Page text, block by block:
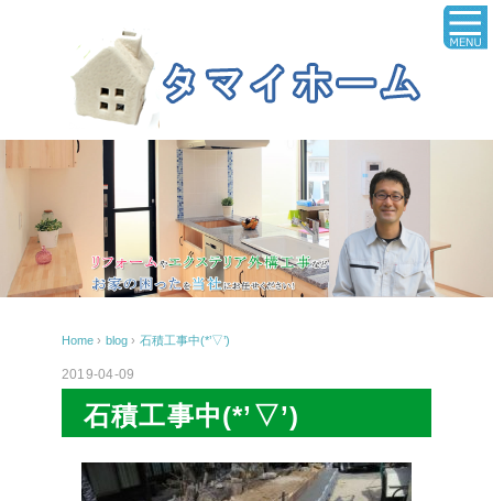
Home › blog › 石積工事中(*’▽’)
2019-04-09
石積工事中(*’▽’)